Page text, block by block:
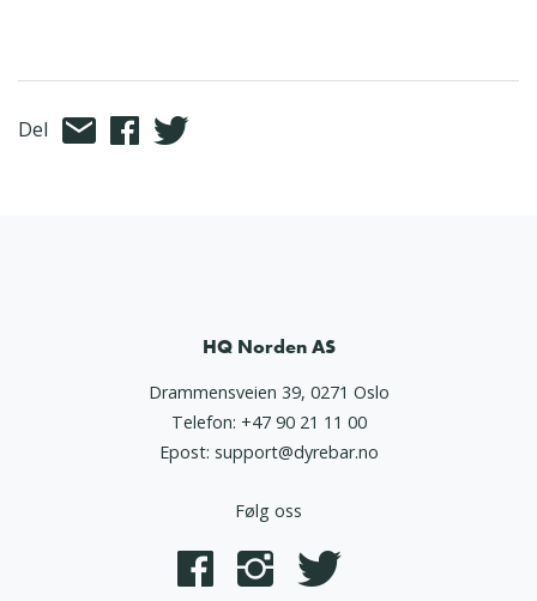
Del
HQ Norden AS
Drammensveien 39, 0271 Oslo
Telefon: +47 90 21 11 00
Epost: support@dyrebar.no
Følg oss